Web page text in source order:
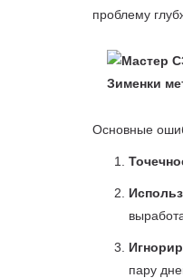
проблему
Основные
пару